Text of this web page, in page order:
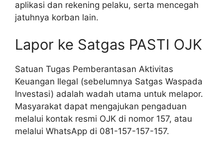
aplikasi dan rekening pelaku, serta mencegah
jatuhnya korban lain.
Lapor ke Satgas PASTI OJK
Satuan Tugas Pemberantasan Aktivitas
Keuangan Ilegal (sebelumnya Satgas Waspada
Investasi) adalah wadah utama untuk melapor.
Masyarakat dapat mengajukan pengaduan
melalui kontak resmi OJK di nomor 157, atau
melalui WhatsApp di 081-157-157-157.